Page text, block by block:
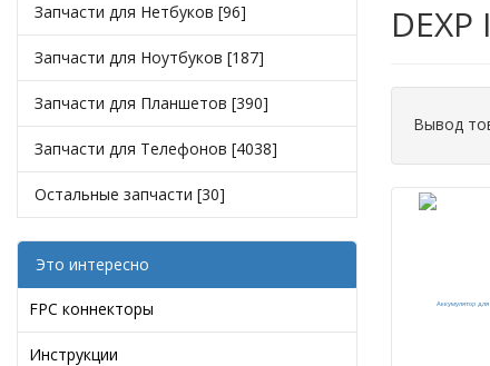
Запчасти для Нетбуков [96]
Запчасти для Ноутбуков [187]
Запчасти для Планшетов [390]
Запчасти для Телефонов [4038]
Остальные запчасти [30]
Это интересно
FPC коннекторы
Инструкции
Вывод